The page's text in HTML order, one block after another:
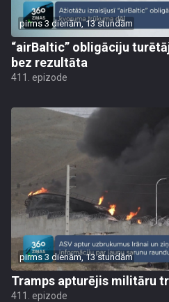
pirms 3 dienām, 13 stundām
“airBaltic” obligāciju
bez rezultāta
411. epizode
pirms 3 dienām, 13 stundām
Tramps apturējis militāru
411. epizode